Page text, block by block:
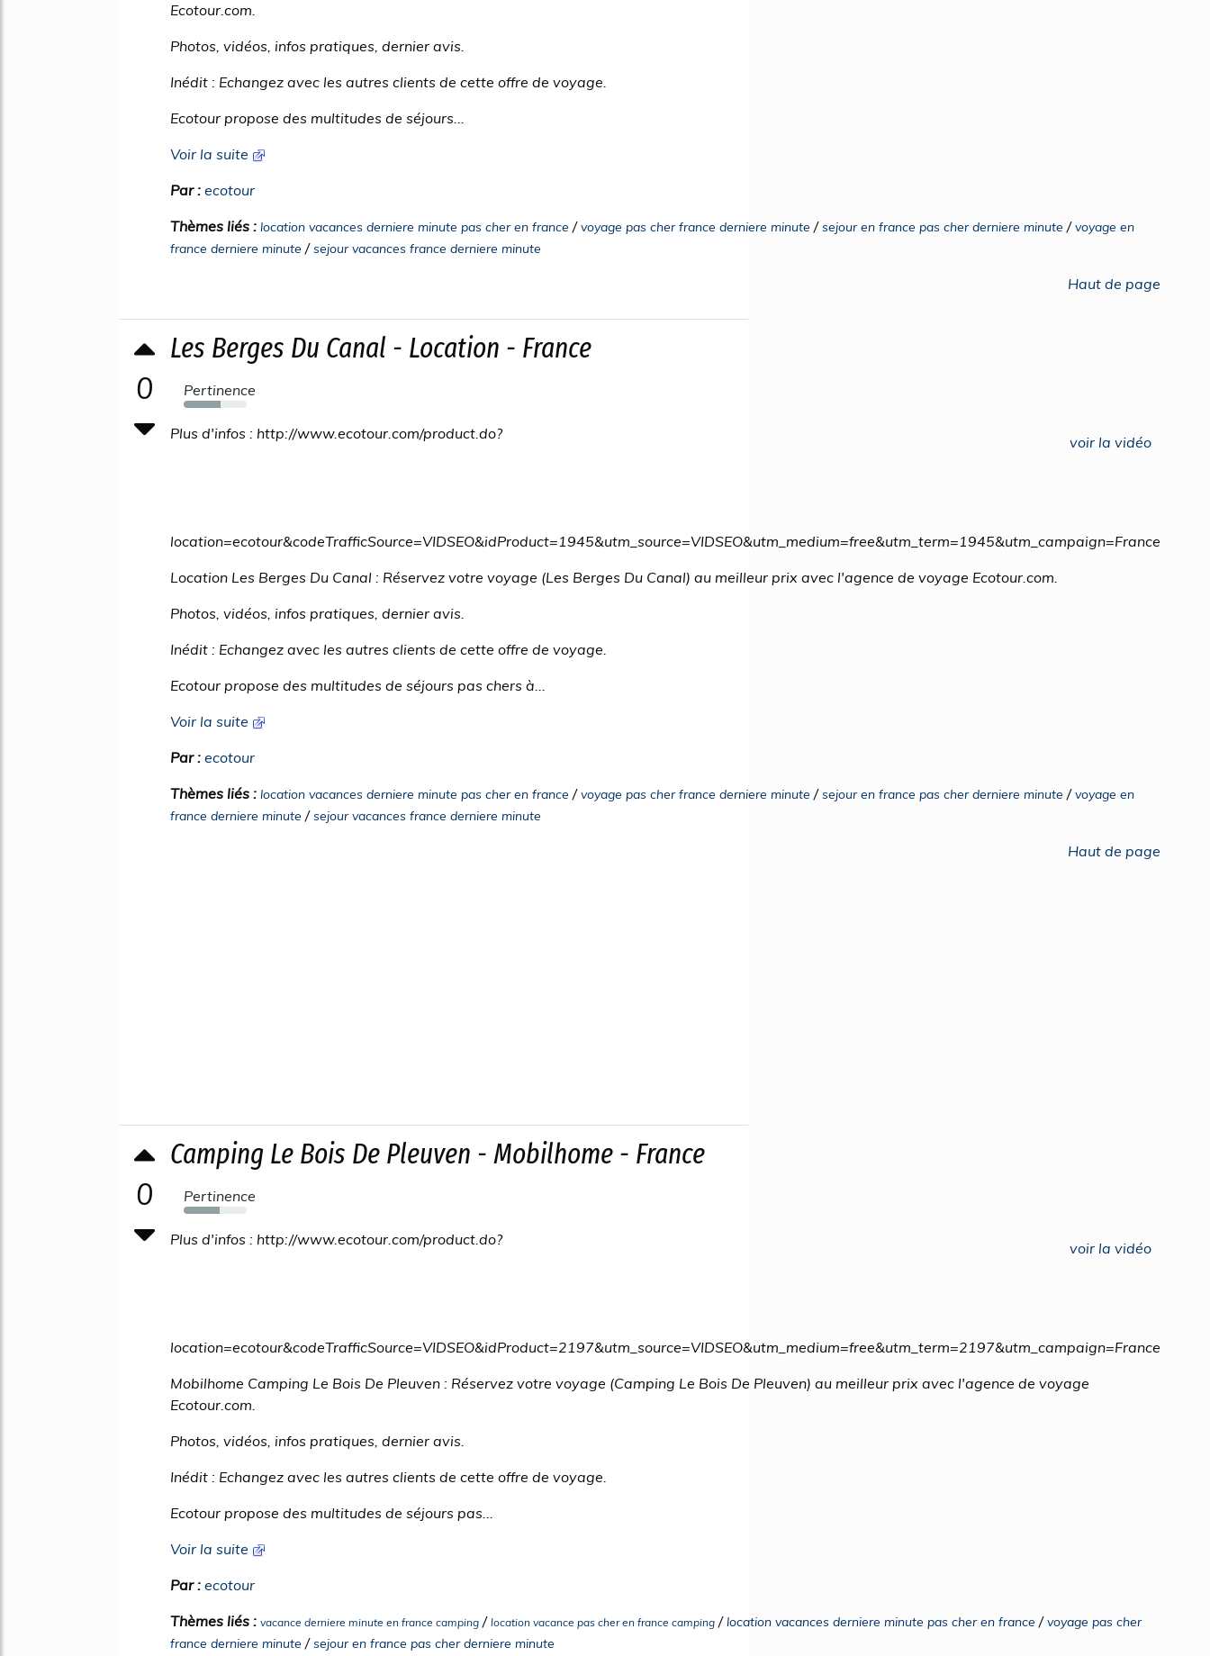
Ecotour.com.
Photos, vidéos, infos pratiques, dernier avis.
Inédit : Echangez avec les autres clients de cette offre de voyage.
Ecotour propose des multitudes de séjours...
Voir la suite
Par : ecotour
Thèmes liés : location vacances derniere minute pas cher en france /voyage pas cher france derniere minute /sejour en france pas cher derniere minute /voyage en
france derniere minute /sejour vacances france derniere minute
Haut de page
0
Les Berges Du Canal - Location - France
Pertinence
58%
voir la vidéo
Plus d'infos : http://www.ecotour.com/product.do?
location=ecotour&codeTrafficSource=VIDSEO&idProduct=1945&utm_source=VIDSEO&utm_medium=free&utm_term=1945&utm_campaign=France
Location Les Berges Du Canal : Réservez votre voyage (Les Berges Du Canal) au meilleur prix avec l'agence de voyage Ecotour.com.
Photos, vidéos, infos pratiques, dernier avis.
Inédit : Echangez avec les autres clients de cette offre de voyage.
Ecotour propose des multitudes de séjours pas chers à...
Voir la suite
Par : ecotour
Thèmes liés : location vacances derniere minute pas cher en france /voyage pas cher france derniere minute /sejour en france pas cher derniere minute /voyage en
france derniere minute /sejour vacances france derniere minute
Haut de page
0
Camping Le Bois De Pleuven - Mobilhome - France
Pertinence
57%
voir la vidéo
Plus d'infos : http://www.ecotour.com/product.do?
location=ecotour&codeTrafficSource=VIDSEO&idProduct=2197&utm_source=VIDSEO&utm_medium=free&utm_term=2197&utm_campaign=France
Mobilhome Camping Le Bois De Pleuven : Réservez votre voyage (Camping Le Bois De Pleuven) au meilleur prix avec l'agence de voyage
Ecotour.com.
Photos, vidéos, infos pratiques, dernier avis.
Inédit : Echangez avec les autres clients de cette offre de voyage.
Ecotour propose des multitudes de séjours pas...
Voir la suite
Par : ecotour
Thèmes liés : vacance derniere minute en france camping / location vacance pas cher en france camping /location vacances derniere minute pas cher en france /voyage pas cher
france derniere minute /sejour en france pas cher derniere minute